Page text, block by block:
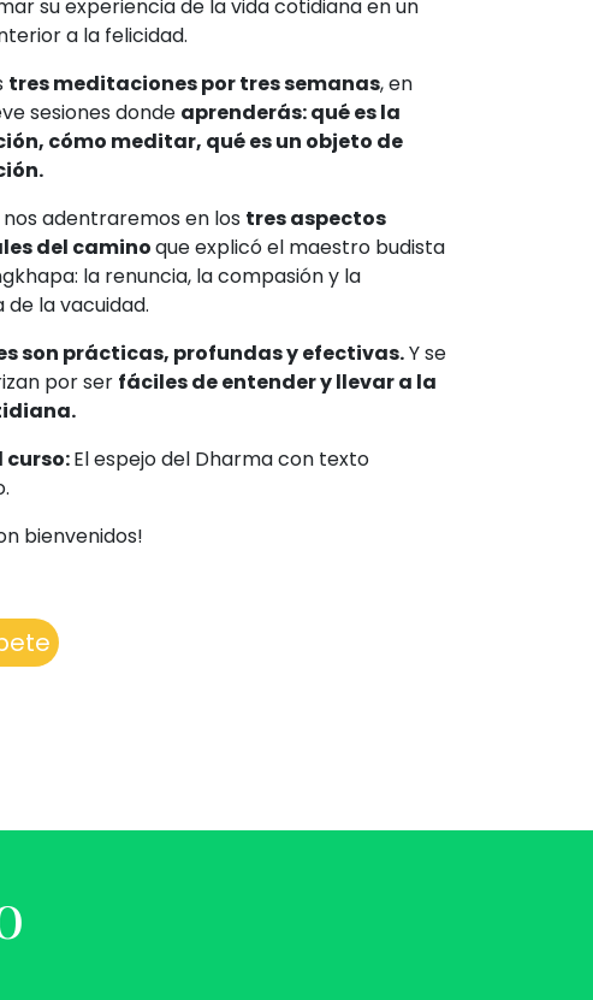
su experiencia de la vida cotidiana en un
a la felicidad.
tres meditaciones por tres semanas, en
sesiones donde aprenderás: qué es la
cómo meditar, qué es un objeto de
adentraremos en los tres aspectos
del caminoque explicó el maestro budista
la renuncia, la compasión y la
de la vacuidad.
son prácticas, profundas y efectivas.Y se
por ser fáciles de entender y llevar a la
curso:El espejo del Dharma con texto
bienvenidos!